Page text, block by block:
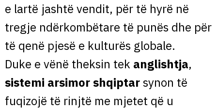
e lartë jashtë vendit, për të hyrë në
tregje ndërkombëtare të punës dhe për
të qenë pjesë e kulturës globale.
Duke e vënë theksin tek anglishtja,
sistemi arsimor shqiptarsynon të
fuqizojë të rinjtë me mjetet që u